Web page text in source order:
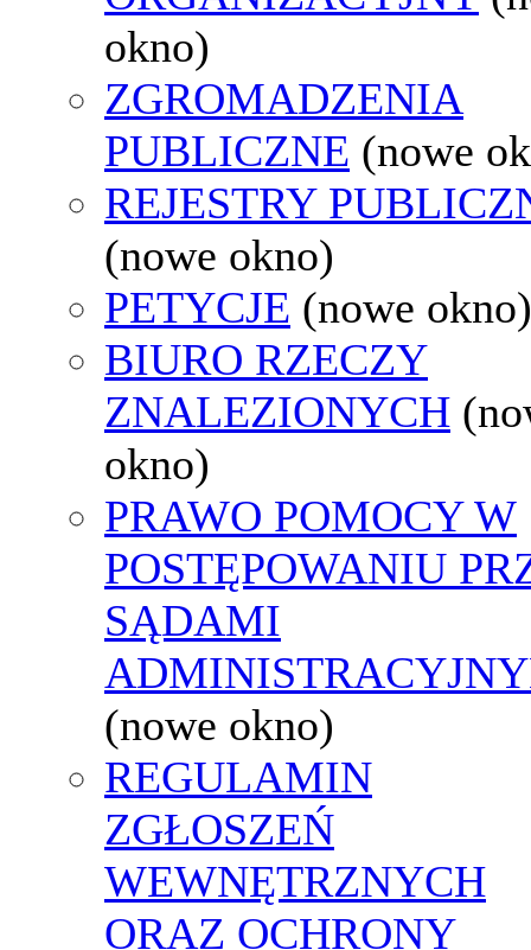
okno)
ZGROMADZENIA
PUBLICZNE (nowe
REJESTRY
(nowe okno)
PETYCJE (nowe okno)
BIURO RZECZY
ZNALEZIONYCH
okno)
PRAWO POMOCY W
POSTĘPOWANIU
SĄDAMI
(nowe okno)
REGULAMIN
ZGŁOSZEŃ
WEWNĘTRZNYCH
ORAZ OCHRONY